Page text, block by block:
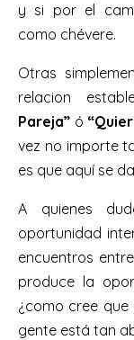
y si por el
como chévere.
Otras
relacion
Pareja” ó
vez no importe
es que aquí se
A quienes
oportunidad
encuentros
produce la
¿como cree
gente está tan